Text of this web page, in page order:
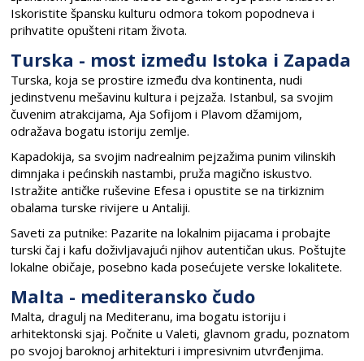
Iskoristite špansku kulturu odmora tokom popodneva i
prihvatite opušteni ritam života.
Turska - most između Istoka i Zapada
Turska, koja se prostire između dva kontinenta, nudi
jedinstvenu mešavinu kultura i pejzaža. Istanbul, sa svojim
čuvenim atrakcijama, Aja Sofijom i Plavom džamijom,
odražava bogatu istoriju zemlje.
Kapadokija, sa svojim nadrealnim pejzažima punim vilinskih
dimnjaka i pećinskih nastambi, pruža magično iskustvo.
Istražite antičke ruševine Efesa i opustite se na tirkiznim
obalama turske rivijere u Antaliji.
Saveti za putnike: Pazarite na lokalnim pijacama i probajte
turski čaj i kafu doživljavajući njihov autentičan ukus. Poštujte
lokalne običaje, posebno kada posećujete verske lokalitete.
Malta - mediteransko čudo
Malta, dragulj na Mediteranu, ima bogatu istoriju i
arhitektonski sjaj. Počnite u Valeti, glavnom gradu, poznatom
po svojoj baroknoj arhitekturi i impresivnim utvrđenjima.